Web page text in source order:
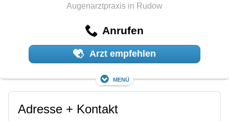
Augenarztpraxis in Rudow
Anrufen
Arzt empfehlen
Menü
Adresse + Kontakt